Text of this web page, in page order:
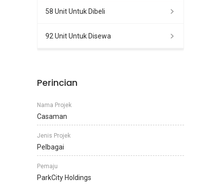
58 Unit Untuk Dibeli
92 Unit Untuk Disewa
Perincian
Nama Projek
Casaman
Jenis Projek
Pelbagai
Pemaju
ParkCity Holdings